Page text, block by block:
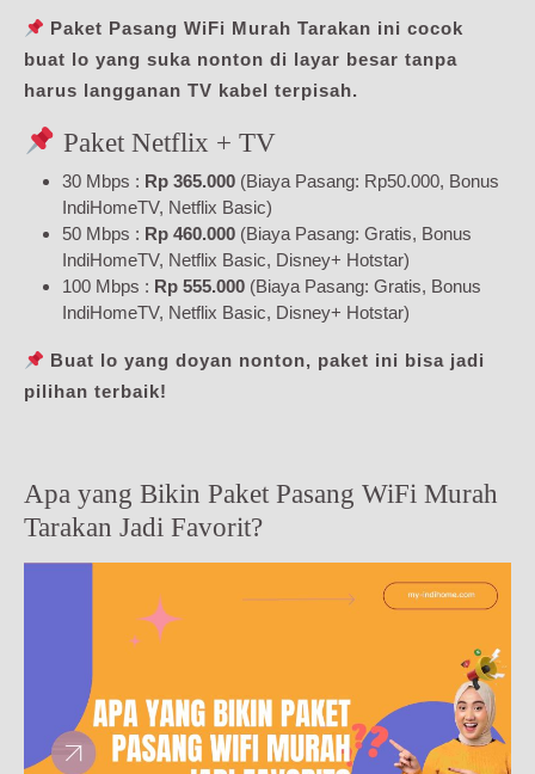
Paket Pasang WiFi Murah Tarakan ini cocok
buat lo yang suka nonton di layar besar tanpa
harus langganan TV kabel terpisah.
Paket Netflix + TV
30 Mbps : Rp 365.000 (Biaya Pasang: Rp50.000, Bonus
IndiHomeTV, Netflix Basic)
50 Mbps : Rp 460.000 (Biaya Pasang: Gratis, Bonus
IndiHomeTV, Netflix Basic, Disney+ Hotstar)
100 Mbps : Rp 555.000 (Biaya Pasang: Gratis, Bonus
IndiHomeTV, Netflix Basic, Disney+ Hotstar)
Buat lo yang doyan nonton, paket ini bisa jadi
pilihan terbaik!
Apa yang Bikin Paket Pasang WiFi Murah
Tarakan Jadi Favorit?